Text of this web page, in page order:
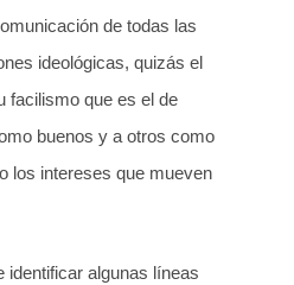
de todas las
ideológicas, quizás el
facilismo que es el de
buenos y a otros como
los intereses que mueven
identificar algunas líneas